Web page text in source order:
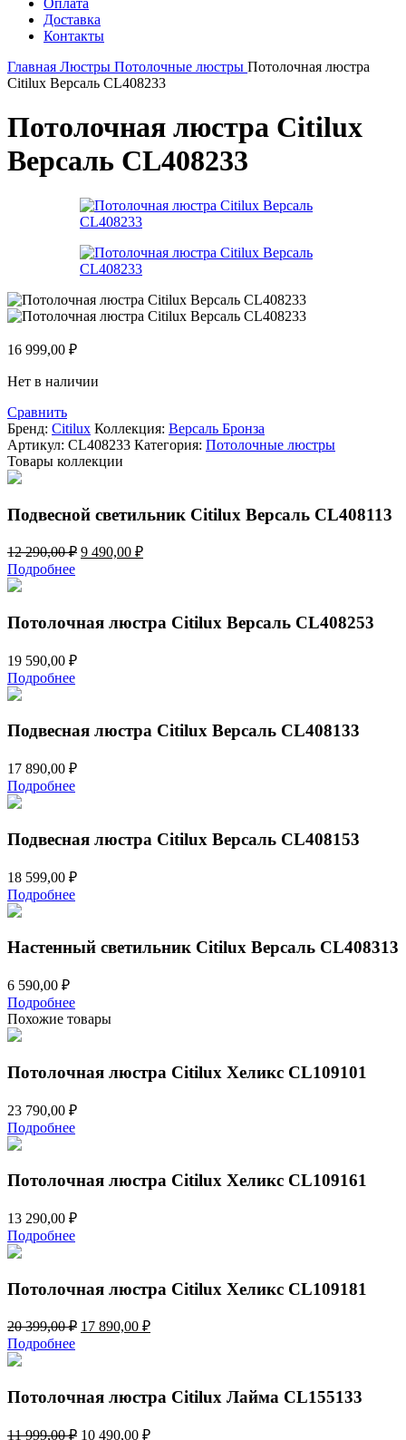
Оплата
Доставка
Контакты
Главная Люстры Потолочные люстры Потолочная люстра
Citilux Версаль CL408233
Потолочная люстра Citilux
Версаль CL408233
16 999,00 ₽
Нет в наличии
Сравнить
Бренд: Citilux Коллекция: Версаль Бронза
Артикул: CL408233 Категория: Потолочные люстры
Товары коллекции
Подвесной светильник Citilux Версаль CL408113
12 290,00₽ Первоначальная
9 490,00 ₽Текущая
Подробнее
Потолочная люстра Citilux Версаль CL408253
19 590,00 ₽
Подробнее
Подвесная люстра Citilux Версаль CL408133
17 890,00 ₽
Подробнее
Подвесная люстра Citilux Версаль CL408153
18 599,00 ₽
Подробнее
Настенный светильник Citilux Версаль CL408313
6 590,00 ₽
Подробнее
Похожие товары
Потолочная люстра Citilux Хеликс CL109101
23 790,00 ₽
Подробнее
Потолочная люстра Citilux Хеликс CL109161
13 290,00 ₽
Подробнее
Потолочная люстра Citilux Хеликс CL109181
20 399,00₽ Первоначальная
17 890,00 ₽Текущая
Подробнее
Потолочная люстра Citilux Лайма CL155133
11 999,00₽ Первоначальная
10 490,00 ₽Текущая